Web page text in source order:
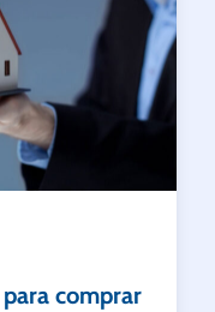
comprar